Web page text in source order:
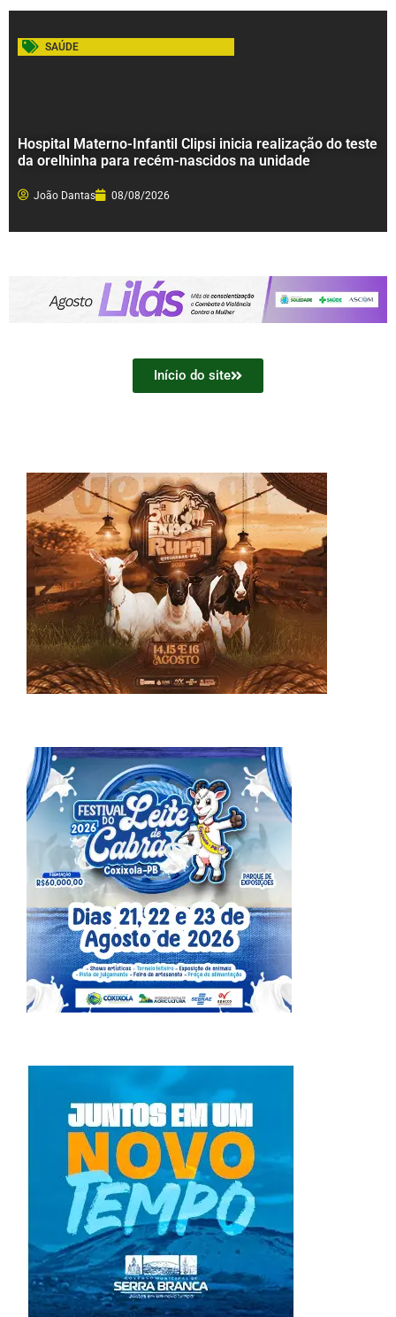
SAÚDE
Hospital Materno-Infantil Clipsi inicia realização do teste
da orelhinha para recém-nascidos na unidade
João Dantas 08/08/2026
Início do site